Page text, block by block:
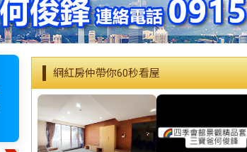
網紅房仲帶你60秒看屋